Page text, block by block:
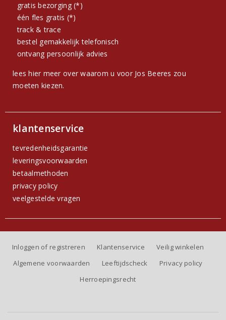
gratis bezorging (*)
één fles gratis (*)
track & trace
bestel gemakkelijk telefonisch
ontvang persoonlijk advies
lees hier meer over waarom u voor Jos Beeres zou
moeten kiezen.
klantenservice
tevredenheidsgarantie
leveringsvoorwaarden
betaalmethoden
privacy policy
veelgestelde vragen
Inloggen of registreren Klantenservice
Veilig winkelen
Algemene voorwaarden
Leeftijdscheck
Privacy policy
Herroepingsrecht